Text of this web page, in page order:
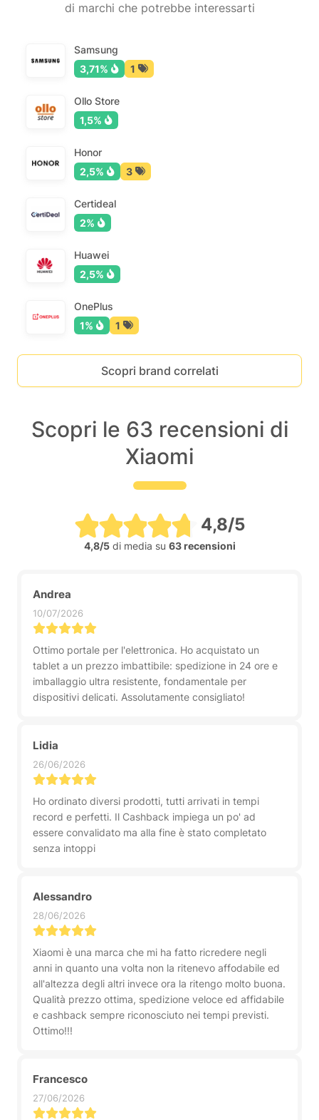
di marchi che potrebbe interessarti
Samsung
3,71%
1
Ollo Store
1,5%
Honor
2,5%
3
Certideal
2%
Huawei
2,5%
OnePlus
1%
1
Scopri brand correlati
Scopri le 63 recensioni di
Xiaomi
4,8/5
4,8/5di media su 63 recensioni
Andrea
10/07/2026
Ottimo portale per l'elettronica. Ho acquistato un
tablet a un prezzo imbattibile: spedizione in 24 ore e
imballaggio ultra resistente, fondamentale per
dispositivi delicati. Assolutamente consigliato!
Lidia
26/06/2026
Ho ordinato diversi prodotti, tutti arrivati in tempi
record e perfetti. Il Cashback impiega un po' ad
essere convalidato ma alla fine è stato completato
senza intoppi
Alessandro
28/06/2026
Xiaomi è una marca che mi ha fatto ricredere negli
anni in quanto una volta non la ritenevo affodabile ed
all'altezza degli altri invece ora la ritengo molto buona.
Qualità prezzo ottima, spedizione veloce ed affidabile
e cashback sempre riconosciuto nei tempi previsti.
Ottimo!!!
Francesco
27/06/2026